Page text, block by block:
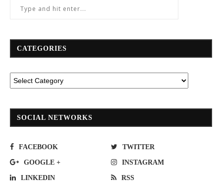
CATEGORIES
SOCIAL NETWORKS
FACEBOOK TWITTER
GOOGLE + INSTAGRAM
LINKEDIN RSS